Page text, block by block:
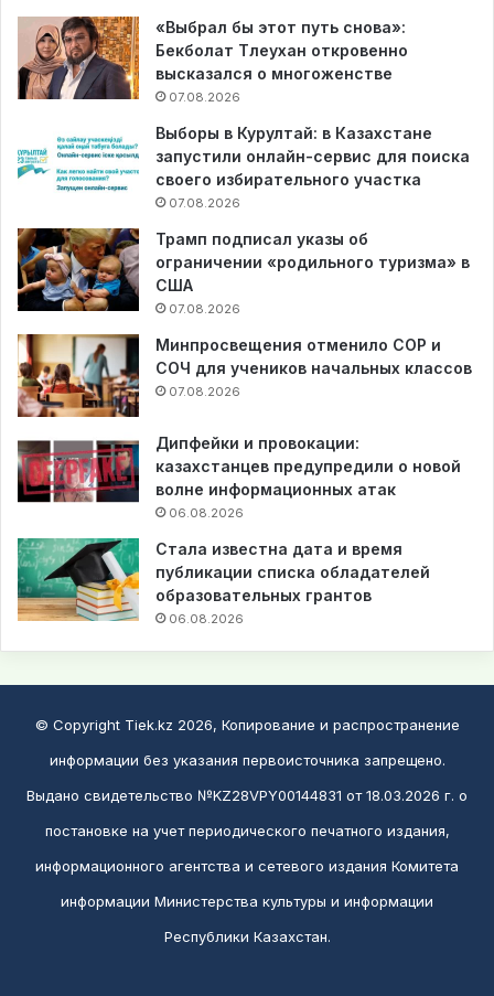
«Выбрал бы этот путь снова»:
Бекболат Тлеухан откровенно
высказался о многоженстве
07.08.2026
Выборы в Курултай: в Казахстане
запустили онлайн-сервис для поиска
своего избирательного участка
07.08.2026
Трамп подписал указы об
ограничении «родильного туризма» в
США
07.08.2026
Минпросвещения отменило СОР и
СОЧ для учеников начальных классов
07.08.2026
Дипфейки и провокации:
казахстанцев предупредили о новой
волне информационных атак
06.08.2026
Стала известна дата и время
публикации списка обладателей
образовательных грантов
06.08.2026
© Copyright Tiek.kz 2026, Копирование и распространение
информации без указания первоисточника запрещено.
Выдано свидетельство №KZ28VPY00144831 от 18.03.2026 г. о
постановке на учет периодического печатного издания,
информационного агентства и сетевого издания Комитета
информации Министерства культуры и информации
Республики Казахстан.